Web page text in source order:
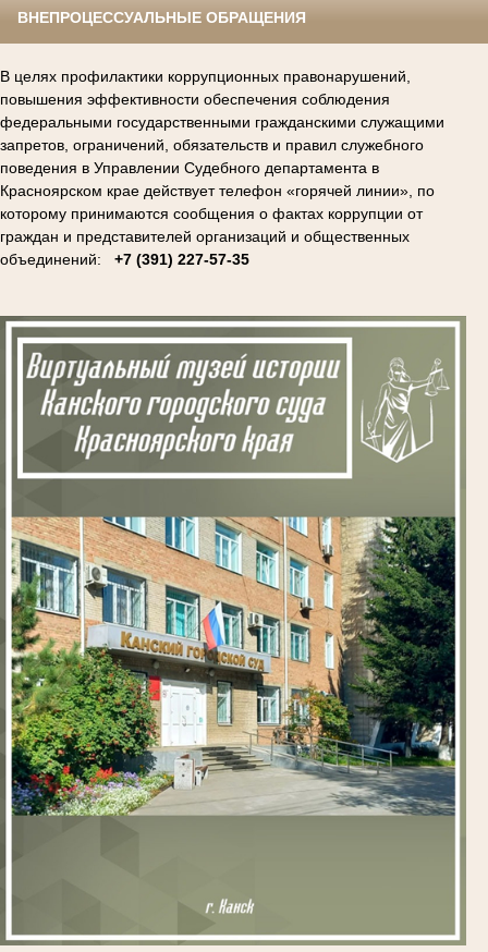
ВНЕПРОЦЕССУАЛЬНЫЕ ОБРАЩЕНИЯ
В целях профилактики коррупционных правонарушений,
повышения эффективности обеспечения соблюдения
федеральными государственными гражданскими служащими
запретов, ограничений, обязательств и правил служебного
поведения в Управлении Судебного департамента в
Красноярском крае действует телефон «горячей линии», по
которому принимаются сообщения о фактах коррупции от
граждан и представителей организаций и общественных
объединений: +7 (391) 227-57-35